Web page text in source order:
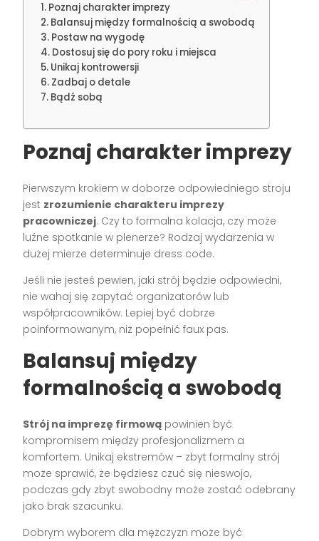
Poznaj charakter imprezy
Balansuj między formalnością a swobodą
Postaw na wygodę
Dostosuj się do pory roku i miejsca
Unikaj kontrowersji
Zadbaj o detale
Bądź sobą
Poznaj charakter imprezy
Pierwszym krokiem w doborze odpowiedniego stroju
jest zrozumienie charakteru imprezy
pracowniczej. Czy to formalna kolacja, czy może
luźne spotkanie w plenerze? Rodzaj wydarzenia w
dużej mierze determinuje dress code.
Jeśli nie jesteś pewien, jaki strój będzie odpowiedni,
nie wahaj się zapytać organizatorów lub
współpracowników. Lepiej być dobrze
poinformowanym, niż popełnić faux pas.
Balansuj między
formalnością a swobodą
Strój na imprezę firmową powinien być
kompromisem między profesjonalizmem a
komfortem. Unikaj ekstremów – zbyt formalny strój
może sprawić, że będziesz czuć się nieswojo,
podczas gdy zbyt swobodny może zostać odebrany
jako brak szacunku.
Dobrym wyborem dla mężczyzn może być